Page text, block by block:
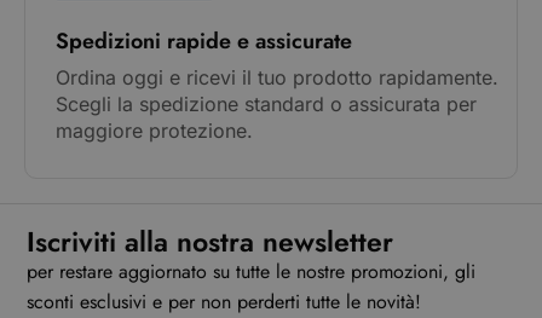
Spedizioni rapide e assicurate
Ordina oggi e ricevi il tuo prodotto rapidamente.
Scegli la spedizione standard o assicurata per
maggiore protezione.
Iscriviti alla nostra newsletter
per restare aggiornato su tutte le nostre promozioni, gli
sconti esclusivi e per non perderti tutte le novità!